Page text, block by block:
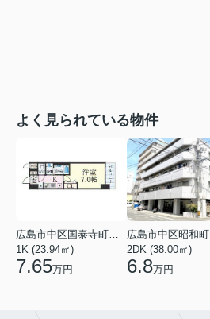
よく見られている物件
広島市中区国泰寺町２丁目
1K (23.94㎡)
7.65万円
広島市中区昭和町
2DK (38.00㎡)
6.8万円